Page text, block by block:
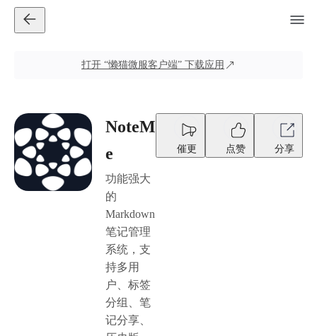
打开 “懒猫微服客户端” 下载应用
NoteM
e
功能强大
的
Markdown
笔记管理
系统，支
持多用
户、标签
分组、笔
记分享、
催更 点赞 分享